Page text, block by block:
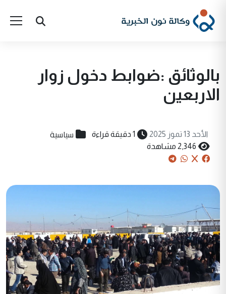
بالوثائق :ضوابط دخول زوار
الاربعين
الأحد 13 تموز 2025 1 دقيقة قراءة سياسية
2,346 مشاهدة